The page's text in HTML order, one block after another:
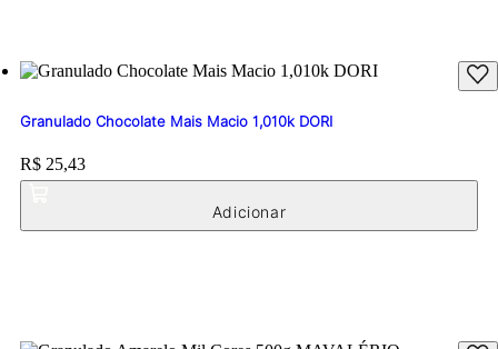
Granulado Chocolate Mais Macio 1,010k DORI
Price:
R$ 25,43